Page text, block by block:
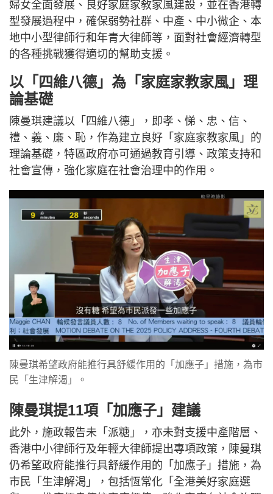
婦女全面發展、良好家庭家敎家風建設，並在香港轉
型發展過程中，確保弱勢社群、中產、中小微企、本
地中小型律師行和年青大律師等，面對社會經濟轉型
的各種挑戰獲得適切的幫助支援。
以「四維八德」為「家庭家教家風」理
論基礎
陳曼琪建議以「四維八德」，即孝、悌、忠、信、
禮、義、廉、恥，作為建立良好「家庭家教家風」的
理論基礎，特區政府亦可通過教育引導、政策支持和
社會宣傳，強化家庭在社會治理中的作用。
陳曼琪希望政府能推行具舒緩作用的「加應子」措施，為市
民「生津解渴」。
陳曼琪提11項「加應子」建議
此外，施政報告未「派糖」，亦未對支援中產階層、
香港中小律師行及年輕大律師提出專項政策，陳曼琪
仍希望政府能推行具舒緩作用的「加應子」措施，為
市民「生津解渴」，包括恆常化「全港美好家庭選